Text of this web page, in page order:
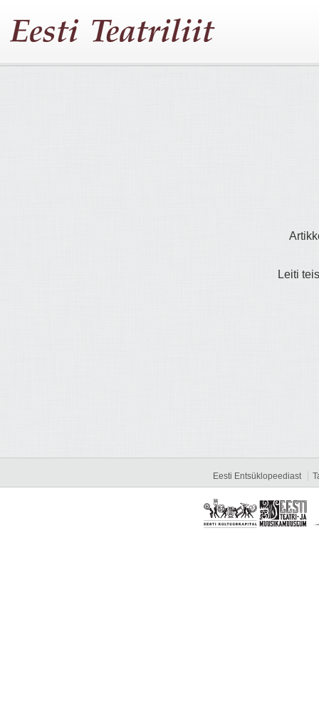
Leiti
Eesti Entsüklopeediast